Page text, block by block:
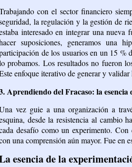
con el sector financiero
la regulación y la gestión de
interesado en integrar una
suposiciones, generamos una
de los usuarios en un 15
probamos. Los resultados no fueron
enfoque iterativo de generar y
Aprendiendo del Fracaso: la esencia
vez guie a una organización a
desde la resistencia al cambio
desafío como un experimento.
una comprensión aún mayor. Fue en
esencia de la